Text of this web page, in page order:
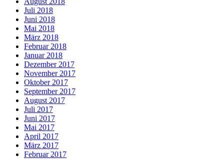
Juli 2018
Juni 2018
Mai 2018
März 2018
Februar 2018
Januar 2018
Dezember 2017
November 2017
Oktober 2017
September 2017
August 2017
Juli 2017
Juni 2017
Mai 2017
April 2017
März 2017
Februar 2017